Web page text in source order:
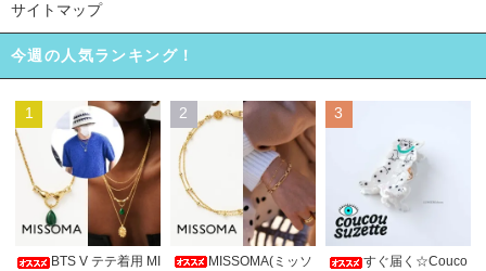
サイトマップ
今週の人気ランキング！
1
BTS V テテ着用 MI
2
MISSOMA(ミッソ
3
すぐ届く☆Couco